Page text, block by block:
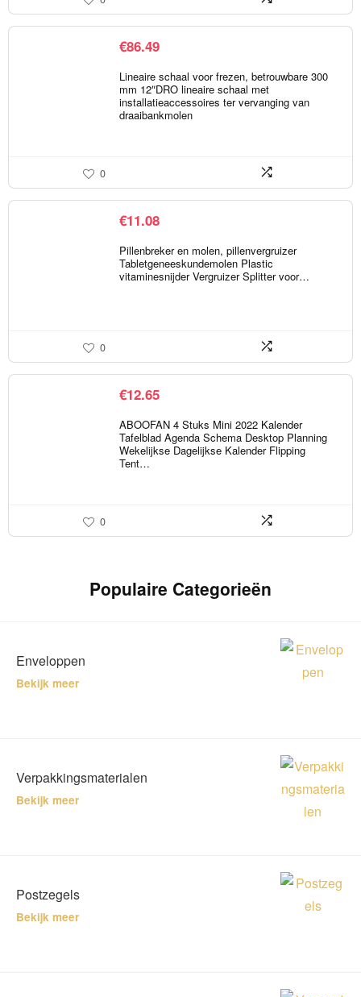
€86.49
Lineaire schaal voor frezen, betrouwbare 300
mm 12″DRO lineaire schaal met
installatieaccessoires ter vervanging van
draaibankmolen
0
€11.08
Pillenbreker en molen, pillenvergruizer
Tabletgeneeskundemolen Plastic
vitaminesnijder Vergruizer Splitter voor…
0
€12.65
ABOOFAN 4 Stuks Mini 2022 Kalender
Tafelblad Agenda Schema Desktop Planning
Wekelijkse Dagelijkse Kalender Flipping
Tent…
0
Populaire Categorieën
Enveloppen
Bekijk meer
Verpakkingsmaterialen
Bekijk meer
Postzegels
Bekijk meer